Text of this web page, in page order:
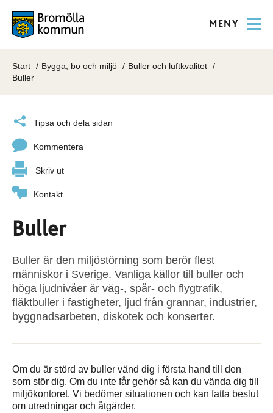
MENY
Start Bygga, bo och miljö
Buller och luftkvalitet
Buller
Tipsa och dela sidan
Kommentera
Skriv ut
Kontakt
Buller
Buller är den miljöstörning som berör flest
människor i Sverige. Vanliga källor till buller och
höga ljudnivåer är väg-, spår- och flygtrafik,
fläktbuller i fastigheter, ljud från grannar, industrier,
byggnadsarbeten, diskotek och konserter.
Om du är störd av buller vänd dig i första hand till den
som stör dig. Om du inte får gehör så kan du vända dig till
miljökontoret. Vi bedömer situationen och kan fatta beslut
om utredningar och åtgärder.